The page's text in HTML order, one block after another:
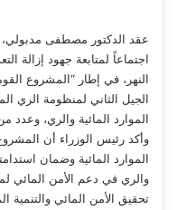
عقد الدكتور مصطفى مدبولي،
اجتماعاً لمتابعة جهود إزالة
النهر، في إطار “المشروع
الجيل الثاني لمنظومة الري
الموارد المائية والري، وعدد
وأكد رئيس الوزراء أن
الموارد المائية وضمان
والري في دعم الأمن المائي
تحقيق الأمن المائي والتنمية